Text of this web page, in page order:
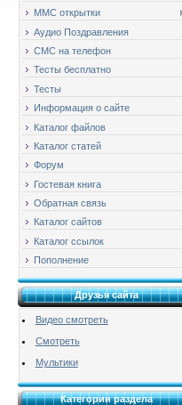
ММС открытки
Аудио Поздравления
СМС на телефон
Тесты бесплатно
Тесты
Информация о сайте
Каталог файлов
Каталог статей
Форум
Гостевая книга
Обратная связь
Каталог сайтов
Каталог ссылок
Пополнение
Друзья сайта
Видео смотреть
Смотреть
Мультики
Категории раздела